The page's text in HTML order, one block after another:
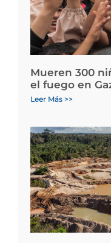
Mueren 300
el fuego en
Leer Más >>